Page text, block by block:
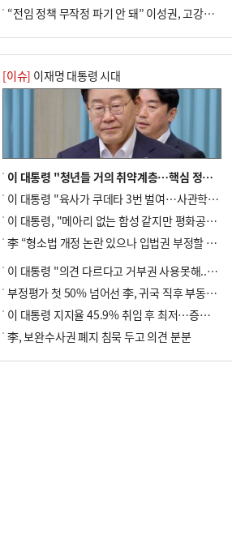
“전임 정책 무작정 파기 안 돼” 이성권, 고강도 ‘전재수 견제’ 예고
[이슈] 이재명 대통령 시대
이 대통령 "청년들 거의 취약계층…핵심 정책 재편""
이 대통령 "육사가 쿠데타 3번 벌여…사관학교 통합 신속히 추진"
이 대통령, "메아리 없는 함성 같지만 평화공존책 계속해야"
李 “형소법 개정 논란 있으나 입법권 부정할 만큼은 아냐”(종합)
이 대통령 "의견 다르다고 거부권 사용못해.. 입법권 부정할 상황이라 보기 어려워"
부정평가 첫 50% 넘어선 李, 귀국 직후 부동산·증시 점검(종합)
이 대통령 지지율 45.9% 취임 후 최저…증시 폭락·연임 개헌 논란 영향
李, 보완수사권 폐지 침묵 두고 의견 분분